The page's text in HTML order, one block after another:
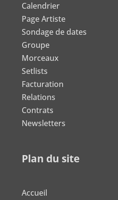
Calendrier
Page Artiste
Sondage de dates
Groupe
Morceaux
Setlists
Facturation
Relations
Contrats
Newsletters
Plan du site
Accueil